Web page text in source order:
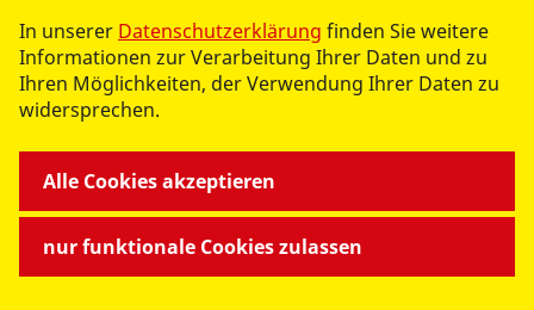
Verhinderungpflege
BILDUNG
In unserer Datenschutzerklärung finden Sie weitere
Informationen zur Verarbeitung Ihrer Daten und zu
Ihren Möglichkeiten, der Verwendung Ihrer Daten zu
widersprechen.
nur funktionale Cookies zulassen
Alle Cookies akzeptieren